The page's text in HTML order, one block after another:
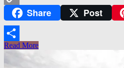
Copy
Link
Share Post
Share
Read More